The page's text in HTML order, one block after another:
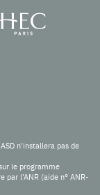
n'installera pas de
le programme
par l’ANR (aide n° ANR-